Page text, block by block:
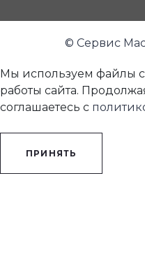
© Сервис
Мы используем файлы
работы сайта.
соглашаетесь с
ПРИНЯТЬ